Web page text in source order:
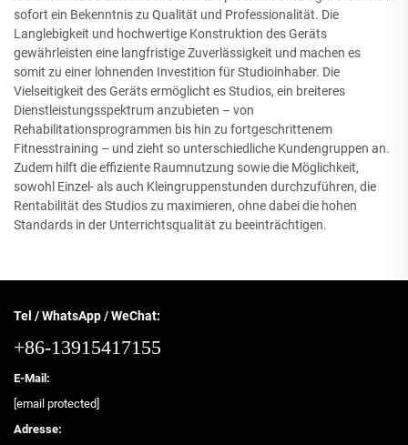
sofort ein Bekenntnis zu Qualität und Professionalität. Die
Langlebigkeit und hochwertige Konstruktion des Geräts
gewährleisten eine langfristige Zuverlässigkeit und machen es
somit zu einer lohnenden Investition für Studioinhaber. Die
Vielseitigkeit des Geräts ermöglicht es Studios, ein breiteres
Dienstleistungsspektrum anzubieten – von
Rehabilitationsprogrammen bis hin zu fortgeschrittenem
Fitnesstraining – und zieht so unterschiedliche Kundengruppen an.
Zudem hilft die effiziente Raumnutzung sowie die Möglichkeit,
sowohl Einzel- als auch Kleingruppenstunden durchzuführen, die
Rentabilität des Studios zu maximieren, ohne dabei die hohen
Standards in der Unterrichtsqualität zu beeinträchtigen.
Tel / WhatsApp / WeChat:
+86-13915417155
E-Mail:
[email protected]
Adresse: